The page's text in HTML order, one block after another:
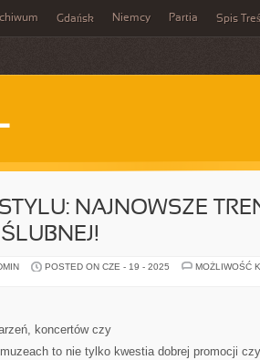
Gdańsk Niemcy Partia Spis
NAJNOWSZE
POSTED ON CZE - 19 - 2025
MOŻLIWOŚĆ
koncertów czy
to nie tylko kwestia dobrej promocji czy